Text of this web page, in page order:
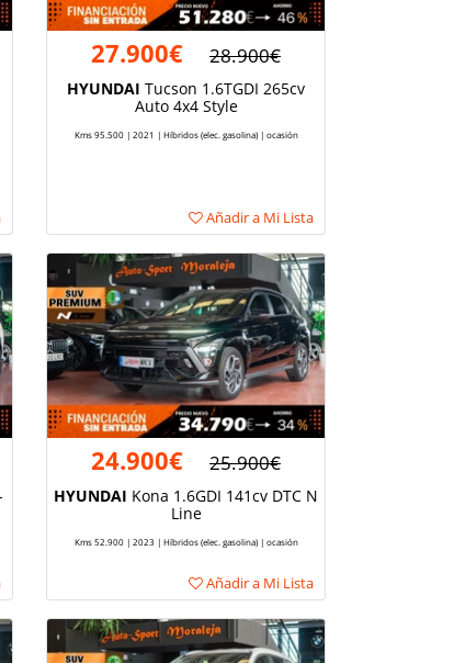
27.900€ 28.900€
HYUNDAI Tucson 1.6TGDI 265cv
Auto 4x4 Style
Kms 95.500 | 2021 | Híbridos (elec. gasolina) | ocasión
Añadir a Mi Lista
24.900€ 25.900€
HYUNDAI Kona 1.6GDI 141cv DTC N
Line
Kms 52.900 | 2023 | Híbridos (elec. gasolina) | ocasión
Añadir a Mi Lista